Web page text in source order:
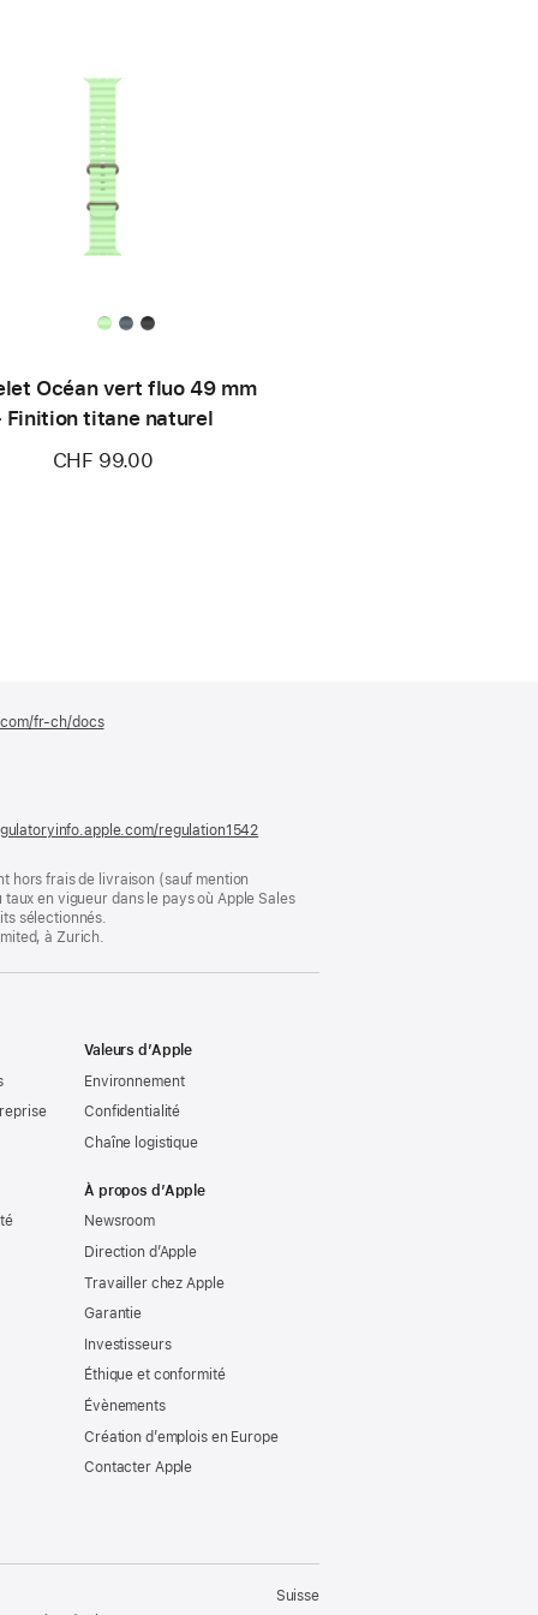
Océan vert fluo 49 mm
Finition titane naturel
CHF 99.00
fr-ch/docs(s’ouvre
regulation1542
nouvelle
fenêtre)
hors frais de livraison (sauf mention
en vigueur dans le pays où Apple Sales
sélectionnés.
à Zurich.
Valeurs d’Apple
Environnement
Confidentialité
Chaîne logistique
À propos d’Apple
Newsroom
Direction d’Apple
Travailler chez Apple
Garantie
Investisseurs
Éthique et conformité
Évènements
Création d’emplois en Europe
Contacter Apple
Suisse